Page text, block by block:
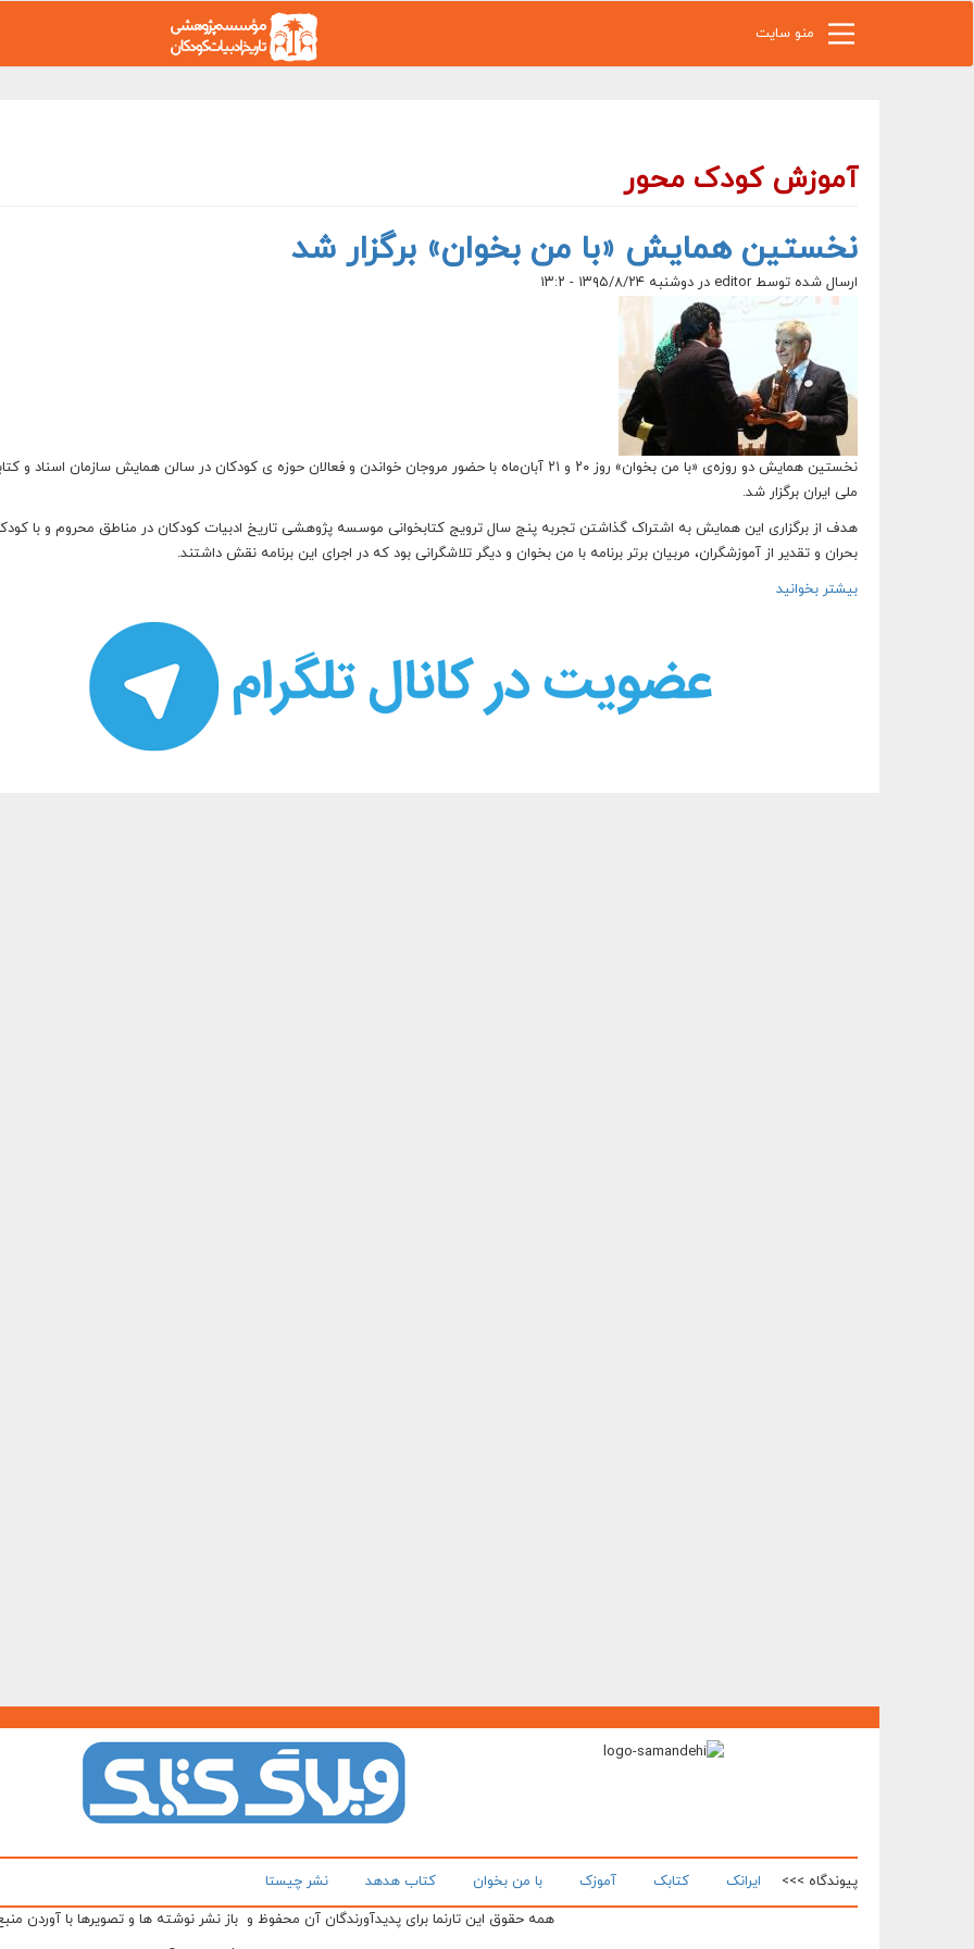
منو سایت
آموزش کودک محور
نخستین همایش «با من بخوان» برگزار شد
ارسال شده توسطeditor در دوشنبه ۱۳۹۵/۸/۲۴ - ۱۳:۲
نخستین همایش دو روزه‌ی «با من بخوان» روز ۲۰ و ۲۱ آبان‌ماه با حضور مروجان خواندن و فعالان حوزه ی کودکان در سالن همایش سازمان اسناد و
ملی ایران برگزار شد.
هدف از برگزاری این همایش به اشتراک گذاشتن تجربه پنج سال ترویج کتابخوانی موسسه پژوهشی تاریخ ادبیات کودکان در مناطق محروم و با
بحران و تقدیر از آموزشگران، مربیان برتر برنامه با من بخوان و دیگر تلاشگرانی بود که در اجرای این برنامه نقش داشتند.
بیشتر بخوانید
پیوندگاه >>> ایرانک کتابک آموزک با من بخوان کتاب هدهد
نشر چیستا
همه حقوق این تارنما برای پدیدآورندگان آن محفوظ و باز نشر نوشته ها و تصویرها با آوردن